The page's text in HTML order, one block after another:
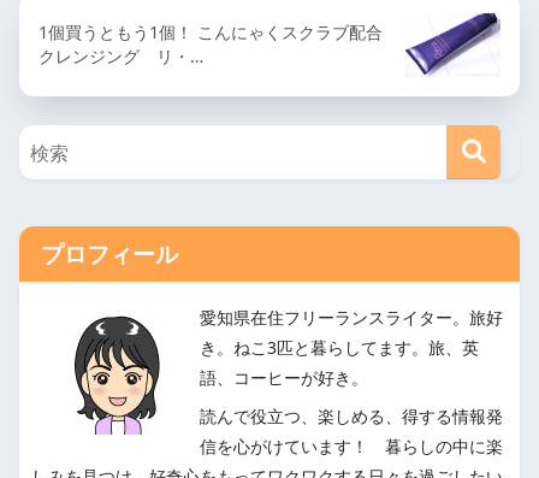
1個買うともう1個！ こんにゃくスクラブ配合
クレンジング リ・…
プロフィール
愛知県在住フリーランスライター。旅好
き。ねこ3匹と暮らしてます。旅、英
語、コーヒーが好き。
読んで役立つ、楽しめる、得する情報発
信を心がけています！ 暮らしの中に楽